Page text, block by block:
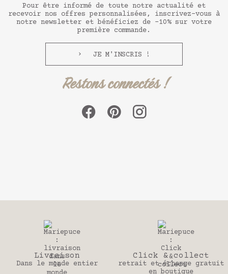
Pour être informé de toute notre actualité et
recevoir nos offres personnalisées, inscrivez-vous à
notre newsletter et bénéficiez de -10% sur votre
première commande.
JE M'INSCRIS !
Restons connectés !
Click & collect
retrait et échange gratuit
en boutique
30 jours
Pour changer